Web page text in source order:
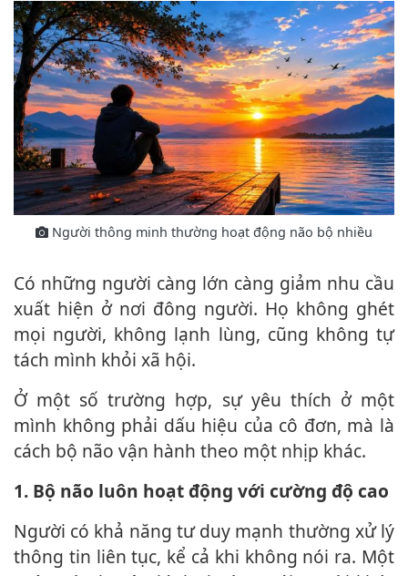
Người thông minh thường hoạt động não bộ nhiều
Có những người càng lớn càng giảm nhu cầu
xuất hiện ở nơi đông người. Họ không ghét
mọi người, không lạnh lùng, cũng không tự
tách mình khỏi xã hội.
Ở một số trường hợp, sự yêu thích ở một
mình không phải dấu hiệu của cô đơn, mà là
cách bộ não vận hành theo một nhịp khác.
1. Bộ não luôn hoạt động với cường độ cao
Người có khả năng tư duy mạnh thường xử lý
thông tin liên tục, kể cả khi không nói ra. Một